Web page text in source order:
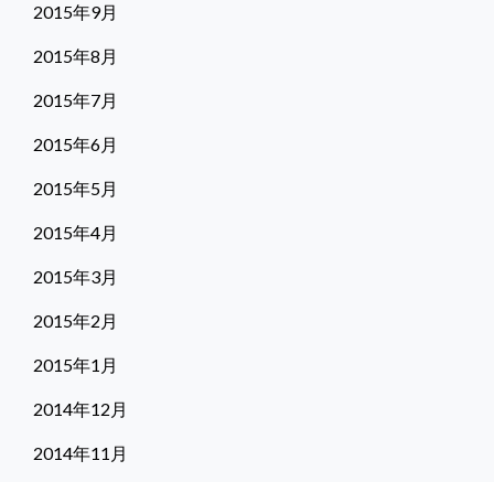
2015年9月
2015年8月
2015年7月
2015年6月
2015年5月
2015年4月
2015年3月
2015年2月
2015年1月
2014年12月
2014年11月